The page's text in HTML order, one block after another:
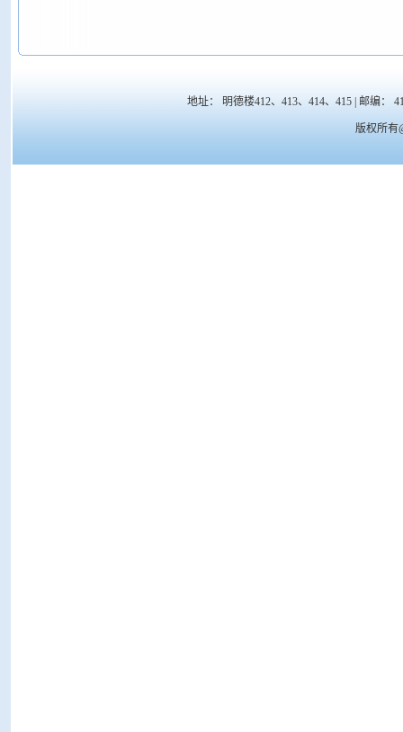
地址： 明德楼412、413、414、415 | 邮编：
版权所有